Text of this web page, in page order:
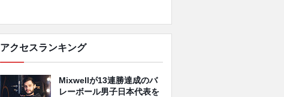
アクセスランキング
Mixwellが13連勝達成のバ
レーボール男子日本代表を